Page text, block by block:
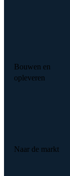
Bouwen en
opleveren
Naar de markt